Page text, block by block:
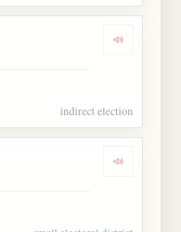
Dengarkan
indirect election
Dengarkan